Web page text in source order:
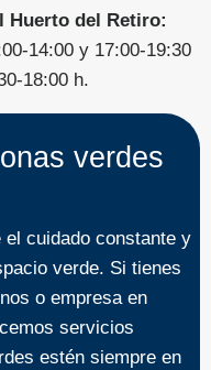
Huerto del Retiro:
14:00 y 17:00-19:30
18:00 h.
verdes
cuidado constante y
verde. Si tienes
o empresa en
servicios
estén siempre en